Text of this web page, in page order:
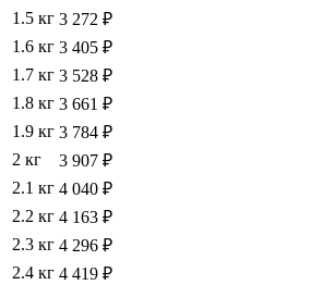
1.5 кг 3 272 ₽
1.6 кг 3 405 ₽
1.7 кг 3 528 ₽
1.8 кг 3 661 ₽
1.9 кг 3 784 ₽
2 кг
3 907 ₽
2.1 кг 4 040 ₽
2.2 кг 4 163 ₽
2.3 кг 4 296 ₽
2.4 кг 4 419 ₽